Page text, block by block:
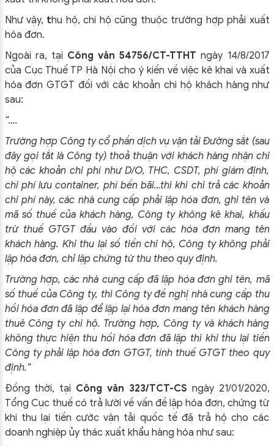
Như vậy, thu hộ, chi hộ cũng thuộc trường hợp phải xuất
hóa đơn.
Ngoài ra, tại Công văn 54756/CT-TTHT ngày 14/8/2017
của Cục Thuế TP Hà Nội cho ý kiến về việc kê khai và xuất
hóa đơn GTGT đối với các khoản chi hộ khách hàng như
sau:
“….
Trường hợp Công ty cổ phần dịch vụ vận tải Đường sắt (sau
đây gọi tắt là Công ty) thoả thuận với khách hàng nhận chi
hộ các khoản chi phí như D/O, THC, CSDT, phí giám định,
chi phí lưu container, phí bến bãi…thì khi chi trả các khoản
chi phí này, các nhà cung cấp phải lập hóa đơn, ghi tên và
mã số thuế của khách hàng, Công ty không kê khai, khấu
trừ thuế GTGT đầu vào đối với các hóa đơn mang tên
khách hàng. Khi thu lại số tiền chi hộ, Công ty không phải
lập hóa đơn, chỉ lập chứng từ thu theo quy định.
Trường hợp, các nhà cung cấp đã lập hóa đơn ghi tên, mã
số thuế của Công ty, thì Công ty đề nghị nhà cung cấp thu
hồi hóa đơn đã lập để lập lại hóa đơn mang tên khách hàng
thuê Công ty chi hộ. Trường hợp, Công ty và khách hàng
không thực hiện thu hồi hóa đơn đã lập thì khi thu lại tiền
Công ty phải lập hóa đơn GTGT, tính thuế GTGT theo quy
định.”
Đồng thời, tại Công văn 323/TCT-CS ngày 21/01/2020,
Tổng Cục thuế có trả lười về vấn đề lập hóa đơn, chứng từ
khi thu lại tiền cước vận tải quốc tế đã trả hộ cho các
doanh nghiệp ủy thác xuất khẩu hàng hóa như sau: